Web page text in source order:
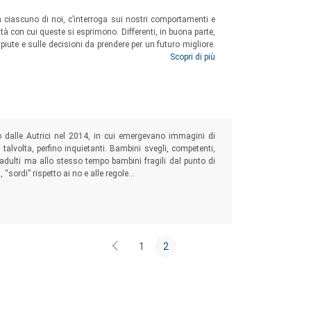
di vista sullo “stato delle cose”.
dei referee.
di noi, c’interroga sui nostri comportamenti e
con cui queste si esprimono. Differenti, in buona parte,
e sulle decisioni da prendere per un futuro migliore.
urgenti e contemporanee, cui non è possibile
piuttosto, il presente e il domani che ci attende.
Scopri di più
Autrici nel 2014, in cui emergevano immagini di
perfino inquietanti. Bambini svegli, competenti,
ma allo stesso tempo bambini fragili dal punto di
rispetto ai no e alle regole…
1 2